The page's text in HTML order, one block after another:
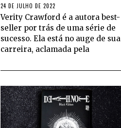
24 DE JULHO DE 2022
Verity Crawford é a autora best-
seller por trás de uma série de
sucesso. Ela está no auge de sua
carreira, aclamada pela